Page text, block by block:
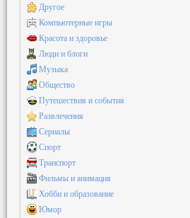
Другое
Компьютерные игры
Красота и здоровье
Люди и блоги
Музыка
Общество
Путешествия и события
Развлечения
Сериалы
Спорт
Транспорт
Фильмы и анимация
Хобби и образование
Юмор